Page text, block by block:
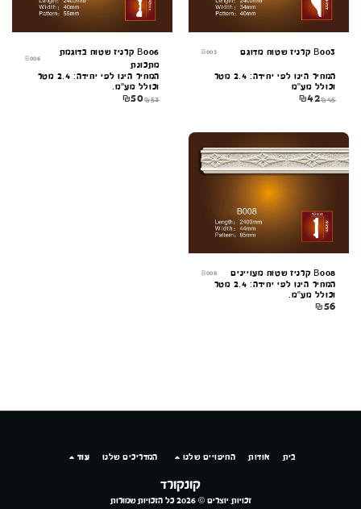
B003 קרניז שטוח מדוגם B003
המחיר הינו לפי יחידה: 2.4 מטר
וכולל מע"מ
₪45
₪42
B006 קרניז שטוח בדוגמת
מתכונת
B006
המחיר הינו לפי יחידה: 2.4 מטר
וכולל מע"מ.
₪53
₪50
B008 קרניז שטוח מעויינים B008
המחיר הינו לפי יחידה: 2.4 מטר
וכולל מע"מ.
₪56
קונקורד
זכויות יוצרים © 2026 כל הזכויות שמורות
בית אודות החיפויים שלנו המדריכים שלנו עוד
מקוון עכשיו